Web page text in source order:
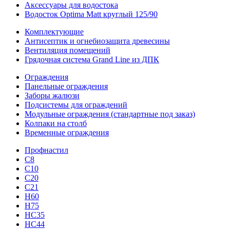
Аксессуары для водостока
Водосток Optima Matt круглый 125/90
Комплектующие
Антисептик и огнебиозащита древесины
Вентиляция помещений
Грядочная система Grand Line из ДПК
Ограждения
Панельные ограждения
Заборы жалюзи
Подсистемы для ограждений
Модульные ограждения (стандартные под заказ)
Колпаки на столб
Временные ограждения
Профнастил
С8
С10
С20
С21
H60
H75
HС35
НС44